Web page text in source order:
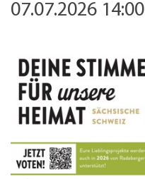
07.07.2026 14:00